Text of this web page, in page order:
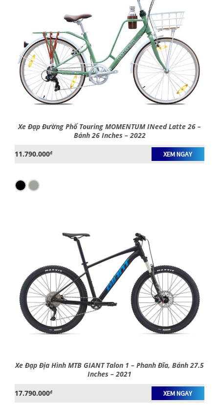
Xe Đạp Đường Phố Touring MOMENTUM INeed Latte 26 –
Bánh 26 Inches – 2022
11.790.000₫ XEM NGAY
Xe Đạp Địa Hình MTB GIANT Talon 1 – Phanh Đĩa, Bánh 27.5
Inches – 2021
17.790.000₫ XEM NGAY